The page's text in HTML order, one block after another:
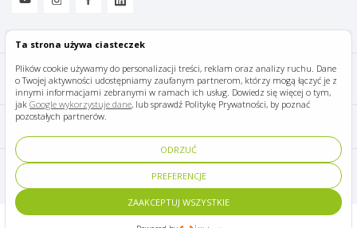
Ta strona używa ciasteczek
Plików cookie używamy do personalizacji treści, reklam oraz analizy ruchu. Dane
o Twojej aktywności udostępniamy zaufanym partnerom, którzy mogą łączyć je z
innymi informacjami zebranymi w ramach ich usług. Dowiedz się więcej o tym,
jak Google wykorzystuje dane, lub sprawdź Politykę Prywatności, by poznać
pozostałych partnerów.
ODRZUĆ
PREFERENCJE
ZAAKCEPTUJ WSZYSTKIE
Mazury Travel © 2026
Polityka prywatności
Designed by Panda Marketing